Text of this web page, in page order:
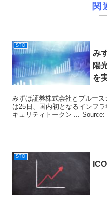
関
STO
み
陽
を
みずほ証券株式会社とブルー
は25日、国内初となるインフ
キュリティトークン ... Source:
STO